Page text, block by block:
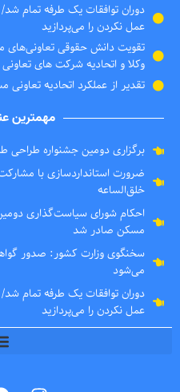
دوران توافقات یک طرفه تمام
عمل نکردن را می‌پردازید
تقویت دانش حقوقی تعاونی‌های
وکلا و اتحادیه شرکت های
تقدیر از عملکرد اتحادیه
مهمترین
برگزاری دومین جشنواره طراحی
ضرورت استانداردسازی با
خلق‌الساعه
احکام شورای سیاست‌گذاری
مسکن صادر شد
سخنگوی وزارت کشور: صدور
می‌شود
دوران توافقات یک طرفه تمام
عمل نکردن را می‌پردازید